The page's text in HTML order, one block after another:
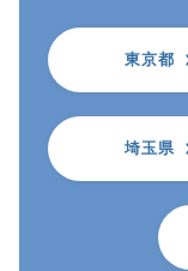
東京都
埼玉県